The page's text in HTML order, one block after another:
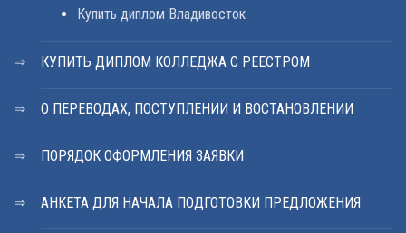
Купить диплом Владивосток
КУПИТЬ ДИПЛОМ КОЛЛЕДЖА С РЕЕСТРОМ
О ПЕРЕВОДАХ, ПОСТУПЛЕНИИ И ВОСТАНОВЛЕНИИ
ПОРЯДОК ОФОРМЛЕНИЯ ЗАЯВКИ
АНКЕТА ДЛЯ НАЧАЛА ПОДГОТОВКИ ПРЕДЛОЖЕНИЯ